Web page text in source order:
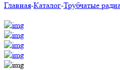
Главная-Каталог-Трубчатые